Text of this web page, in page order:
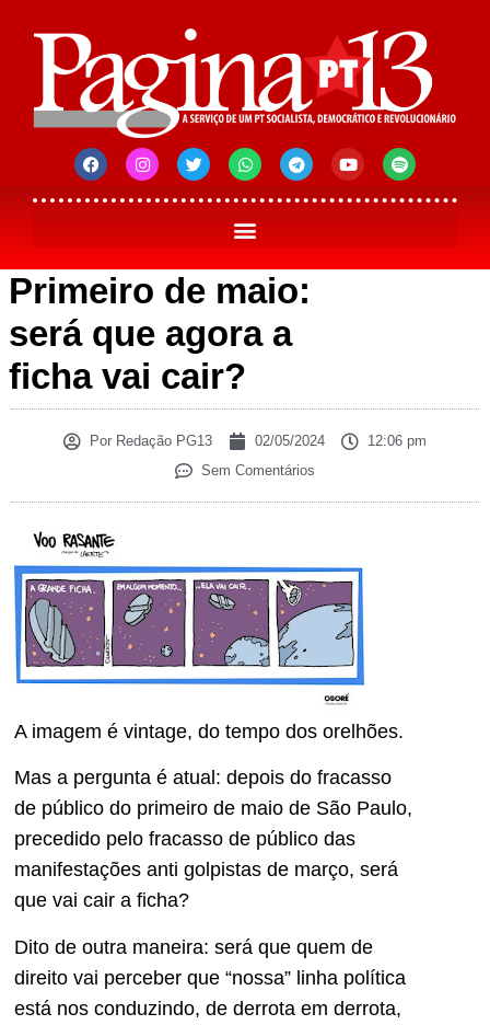
Primeiro de maio:
será que agora a
ficha vai cair?
Por Redação PG13 02/05/2024
12:06 pm
Sem Comentários
A imagem é vintage, do tempo dos orelhões.
Mas a pergunta é atual: depois do fracasso
de público do primeiro de maio de São Paulo,
precedido pelo fracasso de público das
manifestações anti golpistas de março, será
que vai cair a ficha?
Dito de outra maneira: será que quem de
direito vai perceber que “nossa” linha política
está nos conduzindo, de derrota em derrota,